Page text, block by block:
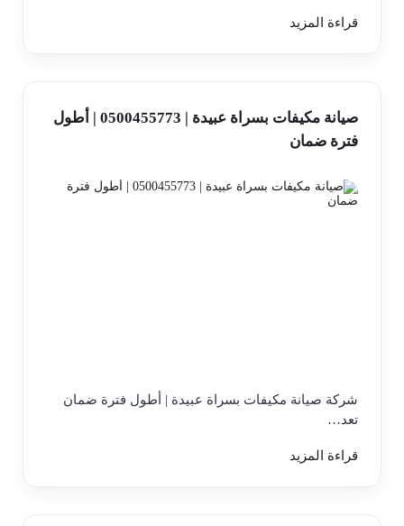
قراءة المزيد
صيانة مكيفات بسراة عبيدة | 0500455773 | أطول
فترة ضمان
شركة صيانة مكيفات بسراة عبيدة | أطول فترة ضمان
تعد…
قراءة المزيد